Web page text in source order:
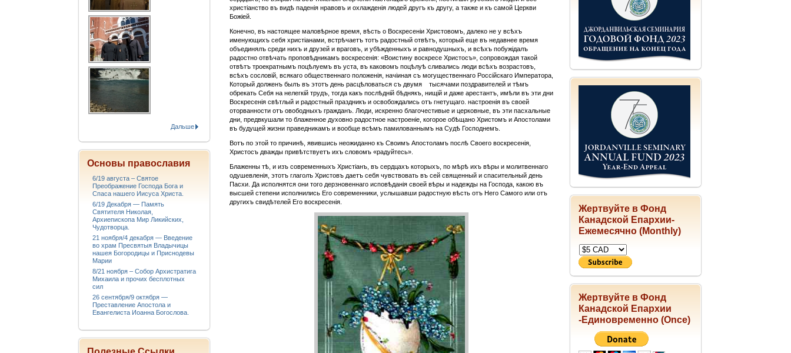
Жертвуйте в Фонд
Канадской Епархии-
Ежемесячно (Monthly)
Жертвуйте в Фонд
Канадской Епархии
-Единовременно (Once)
христіанство въ видѣ паденія нравовъ и охлажденія людей другъ къ другу, а также и къ самой Церкви
Божіей.
Конечно, въ настоящее маловѣрное время, вѣсть о Воскресеніи Христовомъ, далеко не у всѣхъ
именующихъ себя христіанами, встрѣчаетъ тотъ радостный отвѣтъ, который еще въ недавнее время
объединялъ среди нихъ и друзей и враговъ, и убѣжденныхъ и равнодушныхъ, и всѣхъ побужідалъ
радостно отвѣчать проповѣдникамъ воскресенія: «Воистину воскресе Христосъ», сопровождая такой
отвѣтъ троекратнымъ поцѣлуемъ въ уста, въ каковомъ поцѣлуѣ сливались люди всѣхъ возрастовъ,
всѣхъ сословій, всякаго общественнаго положенія, начіиная съ могущественнаго Россійскаго Императора,
Который долженъ былъ въ этотъ день расцѣловаться съ двумя тысячами поздравителей и тѣмъ
обрекать Себя на нелегкій трудъ, тогда какъ послѣдній бѣднякъ, нищій и даже арестантъ, имѣли въ эти дни
Воскресенія свѣтлый и радостный праздникъ и освобождались отъ гнетущаго. настроенія въ своей
оторванности отъ овободныхъ гражданъ. Люди, искренно благочестивые и церковные, въ эти пасхальные
дни, предвкушали то блаженное духовно радостное настроеніе, когорое обѣщано Христомъ и Апостолами
въ будущей жизни праведникамъ и вообще всѣмъ памилованнымъ на Судѣ Господнемъ.
Вотъ по этой то причинѣ, явившись неожиданно къ Своимъ Апостоламъ послѣ Своего воскресенія,
Христосъ дважды привѣтствуетъ ихъ словомъ «радуйтесь».
Блаженны тѣ, и изъ современныхъ Христіанъ, въ сердцахъ которыхъ, по мѣрѣ ихъ вѣры и молитвеннаго
одушевленія, этотъ глаголъ Христовъ даетъ себя чувствовать въ сей священный и спасительный день
Пасхи. Да исполнятся они того дерзновеннаго исповѣданія своей вѣры и надежды на Господа, какою въ
высшей степени исполнились Его современники, услышавши радостную вѣсть отъ Него Самого или отъ
другихъ свидѣтелей Его воскресенія.
Дальше
Основы православия
6/19 августа – Святое
Преображение Господа Бога и
Спаса нашего Иисуса Христа.
6/19 Декабря — Память
Святителя Николая,
Архиепископа Мир Ликийских,
Чудотворца.
21 ноября/4 декабря — Введение
во храм Пресвятыя Владычицы
нашея Богородицы и Приснодевы
Марии
8/21 ноября – Собор Архистратига
Михаила и прочих бесплотных
сил
26 сентября/9 октября —
Преставление Апостола и
Евангелиста Иоанна Богослова.